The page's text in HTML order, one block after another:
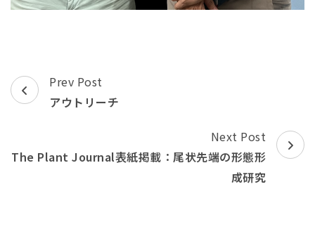
Post
Navigation
Prev Post
アウトリーチ
Next Post
The Plant Journal表紙掲載：尾状先端の形態形
成研究